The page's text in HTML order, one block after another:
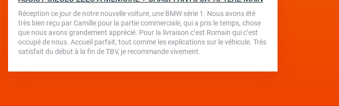
Réception ce jour de notre nouvelle voiture, une BMW série 1. Nous avons été
très bien reçu par Camille pour la partie commerciale, qui a pris le temps, chose
que nous avons grandement apprécié. Pour la livraison c’est Romain qui c’est
occupé de nous. Accueil parfait, tout comme les explications sur le véhicule. Très
satisfait du début à la fin de TBV, je recommande vivement.